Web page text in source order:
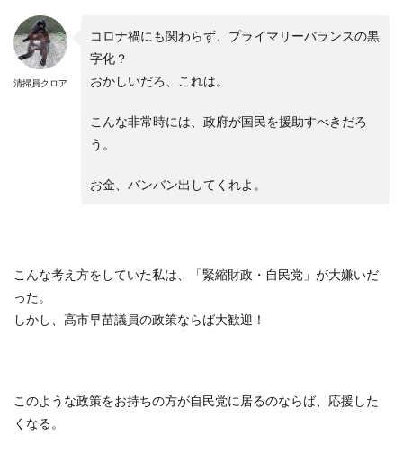
清掃員クロア
コロナ禍にも関わらず、プライマリーバランスの黒
字化？
おかしいだろ、これは。
こんな非常時には、政府が国民を援助すべきだろ
う。
お金、バンバン出してくれよ。
こんな考え方をしていた私は、「緊縮財政・自民党」が大嫌いだ
った。
しかし、高市早苗議員の政策ならば大歓迎！
このような政策をお持ちの方が自民党に居るのならば、応援した
くなる。